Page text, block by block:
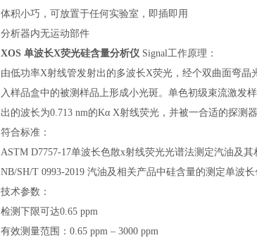
体积小巧，可放置于任何实验室，即插即用
分析器内无运动部件
XOS 单波长X荧光硅含量分析仪 Signal工作原理：
由低功率X射线管发射出的多波长X荧光，经个双曲面弯
入样品盒中的被测样品上形成小光斑。单色初级束流激发
出的波长为0.713 nm的Kα X射线荧光，并被一合适的探测
符合标准：
ASTM D7757-17单波长色散x射线荧光光谱法测定汽油及
NB/SH/T 0993-2019 汽油及相关产品中硅含量的测定单波
技术参数：
检测下限可达0.65 ppm
有效测量范围：0.65 ppm – 3000 ppm